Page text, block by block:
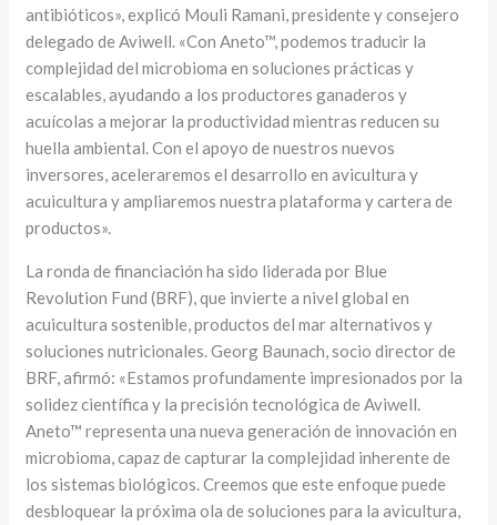
antibióticos», explicó Mouli Ramani, presidente y consejero
delegado de Aviwell. «Con Aneto™, podemos traducir la
complejidad del microbioma en soluciones prácticas y
escalables, ayudando a los productores ganaderos y
acuícolas a mejorar la productividad mientras reducen su
huella ambiental. Con el apoyo de nuestros nuevos
inversores, aceleraremos el desarrollo en avicultura y
acuicultura y ampliaremos nuestra plataforma y cartera de
productos».
La ronda de financiación ha sido liderada por Blue
Revolution Fund (BRF), que invierte a nivel global en
acuicultura sostenible, productos del mar alternativos y
soluciones nutricionales. Georg Baunach, socio director de
BRF, afirmó: «Estamos profundamente impresionados por la
solidez científica y la precisión tecnológica de Aviwell.
Aneto™ representa una nueva generación de innovación en
microbioma, capaz de capturar la complejidad inherente de
los sistemas biológicos. Creemos que este enfoque puede
desbloquear la próxima ola de soluciones para la avicultura,